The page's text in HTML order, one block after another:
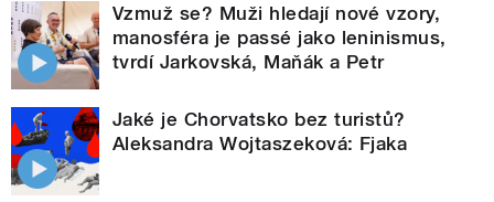
Vzmuž se? Muži hledají nové vzory,
manosféra je passé jako leninismus,
tvrdí Jarkovská, Maňák a Petr
Jaké je Chorvatsko bez turistů?
Aleksandra Wojtaszeková: Fjaka